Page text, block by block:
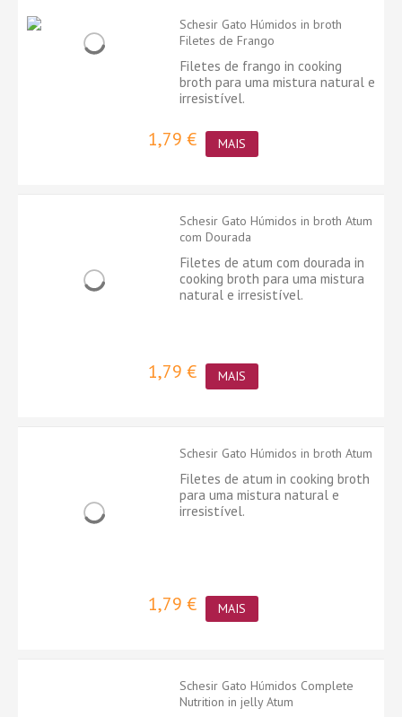
Schesir Gato Húmidos in broth
Filetes de Frango
Filetes de frango in cooking
broth para uma mistura natural e
irresistível.
1,79 € MAIS
Schesir Gato Húmidos in broth Atum
com Dourada
Filetes de atum com dourada in
cooking broth para uma mistura
natural e irresistível.
1,79 € MAIS
Schesir Gato Húmidos in broth Atum
Filetes de atum in cooking broth
para uma mistura natural e
irresistível.
1,79 € MAIS
Schesir Gato Húmidos Complete
Nutrition in jelly Atum